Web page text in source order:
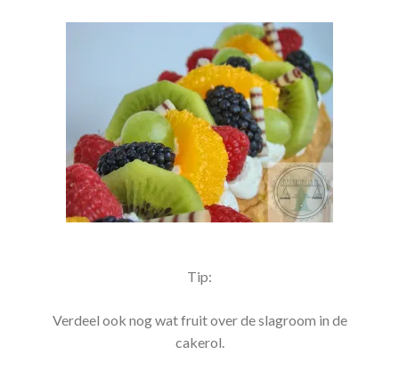
Tip:
Verdeel ook nog wat fruit over de slagroom in de
cakerol.